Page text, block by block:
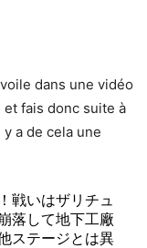
dans une vidéo
fais donc suite à
a de cela une
戦いはザリチュ
落して地下工廠
ステージとは異